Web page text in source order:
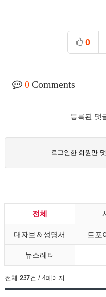
0
0 Comments
등록된 댓
로그인한 회원만
전체
대자보＆성명서 트포
뉴스레터
전체 237건 / 4페이지